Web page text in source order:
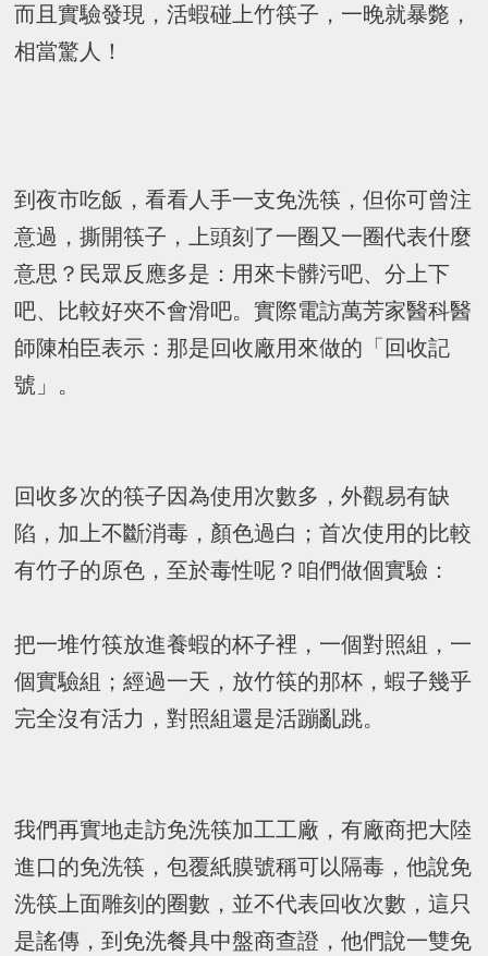
而且實驗發現，活蝦碰上竹筷子，一晚就暴斃，
相當驚人！
到夜市吃飯，看看人手一支免洗筷，但你可曾注
意過，撕開筷子，上頭刻了一圈又一圈代表什麼
意思？民眾反應多是：用來卡髒污吧、分上下
吧、比較好夾不會滑吧。實際電訪萬芳家醫科醫
師陳柏臣表示：那是回收廠用來做的「回收記
號」。
回收多次的筷子因為使用次數多，外觀易有缺
陷，加上不斷消毒，顏色過白；首次使用的比較
有竹子的原色，至於毒性呢？咱們做個實驗：
把一堆竹筷放進養蝦的杯子裡，一個對照組，一
個實驗組；經過一天，放竹筷的那杯，蝦子幾乎
完全沒有活力，對照組還是活蹦亂跳。
我們再實地走訪免洗筷加工工廠，有廠商把大陸
進口的免洗筷，包覆紙膜號稱可以隔毒，他說免
洗筷上面雕刻的圈數，並不代表回收次數，這只
是謠傳，到免洗餐具中盤商查證，他們說一雙免